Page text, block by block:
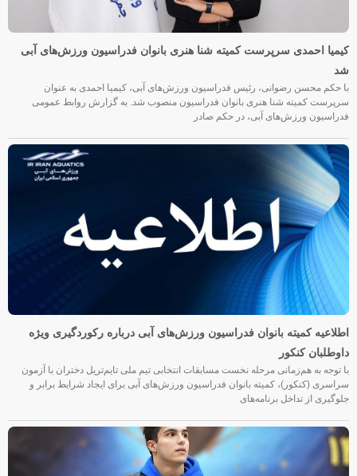
کیمیا احمدی سرپرست کمیته شنا هنری بانوان فدراسیون ورزش‌های آبی
شد
با حکم محسن رضوانی، رئیس فدراسیون ورزش‌های آبی، کیمیا احمدی به عنوان
سرپرست کمیته شنا هنری بانوان فدراسیون منصوب شد. به گزارش روابط عمومی
فدراسیون ورزش‌های آبی، در حکم صادر
اطلاعیه کمیته بانوان فدراسیون ورزش‌های آبی درباره رکوردگیری ویژه
داوطلبان کنکور
با توجه به هم‌زمانی مرحله نخست مسابقات انتخابی تیم ملی تایم‌تریل دختران با آزمون
سراسری (کنکور)، کمیته بانوان فدراسیون ورزش‌های آبی برای ایجاد شرایط برابر و
جلوگیری از تداخل برنامه‌های